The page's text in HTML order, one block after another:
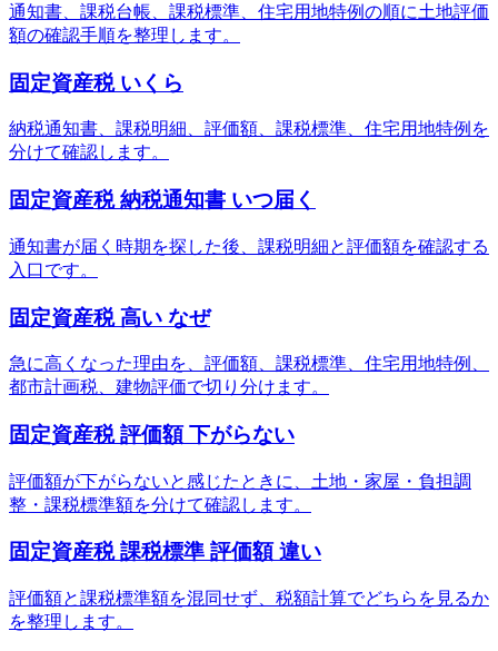
通知書、課税台帳、課税標準、住宅用地特例の順に土地評価
額の確認手順を整理します。
固定資産税 いくら
納税通知書、課税明細、評価額、課税標準、住宅用地特例を
分けて確認します。
固定資産税 納税通知書 いつ届く
通知書が届く時期を探した後、課税明細と評価額を確認する
入口です。
固定資産税 高い なぜ
急に高くなった理由を、評価額、課税標準、住宅用地特例、
都市計画税、建物評価で切り分けます。
固定資産税 評価額 下がらない
評価額が下がらないと感じたときに、土地・家屋・負担調
整・課税標準額を分けて確認します。
固定資産税 課税標準 評価額 違い
評価額と課税標準額を混同せず、税額計算でどちらを見るか
を整理します。